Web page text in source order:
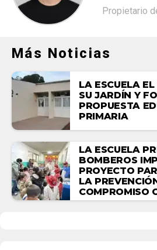
Propietario
Más Noticias
LA ESCUELA
SU JARDÍN Y
PROPUESTA
PRIMARIA
LA ESCUELA
BOMBEROS
PROYECTO
LA
COMPROMISO